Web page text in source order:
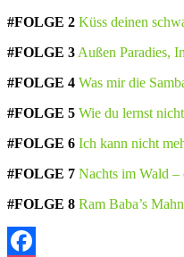
#FOLGE 2 Küss deinen
#FOLGE 3 Außen Paradies,
#FOLGE 4 Was mir die
#FOLGE 5 Wie du lernst
#FOLGE 6 Ich kann nicht
#FOLGE 7 Nachts im Wald –
#FOLGE 8 Ram Baba’s